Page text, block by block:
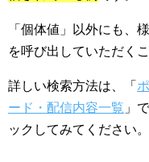
「個体値」以外にも、
を呼び出していただく
詳しい検索方法は、「
ード・配信内容一覧 」
ックしてみてください。